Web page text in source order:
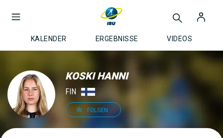
KALENDER ERGEBNISSE VIDEOS
KOSKI HANNI
FIN
FOLGEN